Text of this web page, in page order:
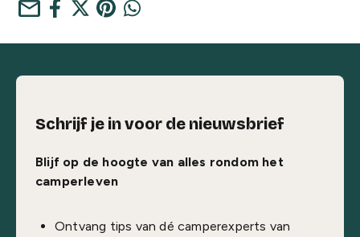
mail
Schrijf je in voor de nieuwsbrief
Blijf op de hoogte van alles rondom het
camperleven
Ontvang tips van dé camperexperts van